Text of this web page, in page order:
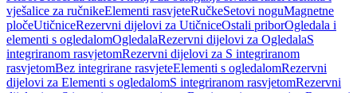
vješalice za ručnikeElementi rasvjeteRučkeSetovi noguMagnetne
pločeUtičniceRezervni dijelovi za UtičniceOstali priborOgledala i
elementi s ogledalomOgledalaRezervni dijelovi za OgledalaS
integriranom rasvjetomRezervni dijelovi za S integriranom
rasvjetomBez integrirane rasvjeteElementi s ogledalomRezervni
dijelovi za Elementi s ogledalomS integriranom rasvjetomRezervni